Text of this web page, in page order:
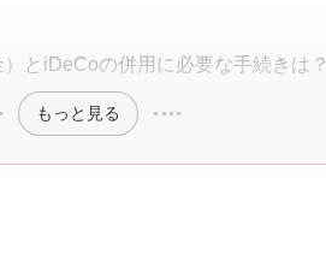
とiDeCoの併用に必要な手続きは？
もっと見る